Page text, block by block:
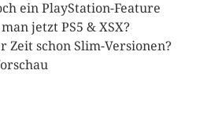
ein PlayStation-Feature
jetzt PS5 & XSX?
Zeit schon Slim-Versionen?